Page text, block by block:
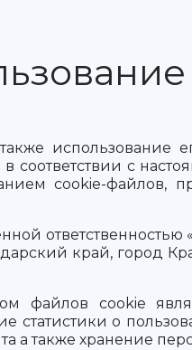
использование
соответствии с
cookie-файлов,
край, город
файлов cookie
статистики о
а также хранение